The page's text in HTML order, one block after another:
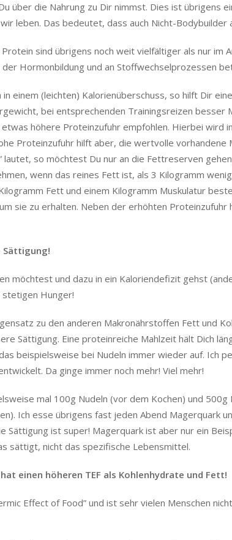
über die Nahrung zu Dir nimmst. Dies ist übrigens
leben. Das bedeutet, dass auch Nicht-Bodybuilder
sind übrigens noch weit vielfältiger als nur im
Hormonbildung und an Stoffwechselprozessen
in einem (leichten) Kalorienüberschuss, so hilft Dir
bei entsprechenden Trainingsreizen besser
höhere Proteinzufuhr empfohlen. Hierbei wird
Proteinzufuhr hilft aber, die wertvolle vorhandene
lautet, so möchtest Du nur an die Fettreserven
wenn das reines Fett ist, als 3 Kilogramm
Fett und einem Kilogramm Muskulatur
sie zu erhalten. Neben der erhöhten
Sättigung!
möchtest und dazu in ein Kaloriendefizit gehst
stetigen Hunger!
zu den anderen Makronährstoffen Fett und
Sättigung. Eine proteinreiche Mahlzeit hält Dich
beispielsweise bei Nudeln immer wieder auf. Ich
Da ginge immer noch mehr! Viel mehr!
mal 100g Nudeln (vor dem Kochen) und
Ich esse übrigens fast jeden Abend Magerquark
Sättigung ist super! Magerquark ist aber nur ein
sättigt, nicht das spezifische Lebensmittel.
einen höheren TEF als Kohlenhydrate und Fett!
Effect of Food” und ist sehr vielen Menschen